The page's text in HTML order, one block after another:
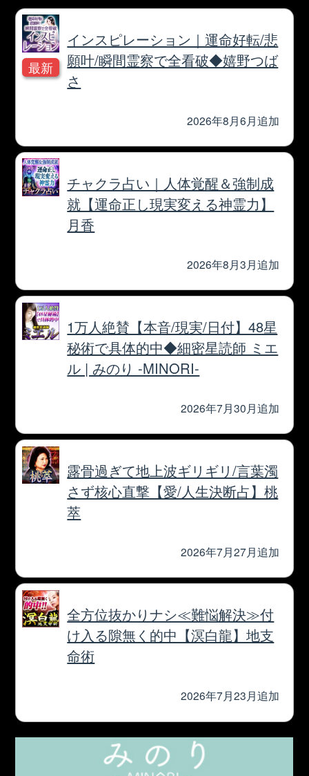
露骨過ぎて地上波ギリギリ/言葉濁
さず核心直撃【愛/人生決断占】桃
萃
全方位抜かりナシ≪難悩解決≫付
け入る隙無く的中【溟白龍】地支
命術
2026年7月23月追加
利用規約 プライバシーポリシー
お問い合わせ
特定商取引法に基づく表記
メルマガ登録/解除
cookie利用について
cocoloni占い館 Moon
人気の占いを集めた占いポータルサイト
© cocoloni, Inc. All Rights Reserved.